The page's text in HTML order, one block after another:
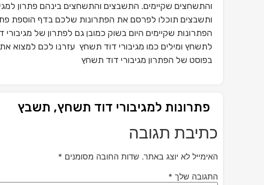
והתשחצים שקיימים. התשבצים והתשחצים בינהם פתרון
ותשבצים תוכלו לפרסם את הפתרונות שלכם בדף הוספת
הפתרונות שקיימים היום בשוק כמובן גם לפתרון של
לתשחץ ומילים כמו מגיבורי דוד תשחץ עזרנו לכם למצוא
בפוסט של הפתרון מגיבורי דוד תשחץ
פתרונות למגיבורי דוד תשחץ, תשבץ
כתיבת תגובה
האימייל לא יוצג באתר. שדות החובה מסומנים *
התגובה שלך *